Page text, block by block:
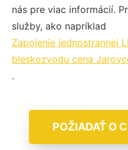
nás pre viac informácií.
služby, ako napríklad
Zapojenie jednostrannej
bleskozvodu cena
.
POŽIADAŤ O